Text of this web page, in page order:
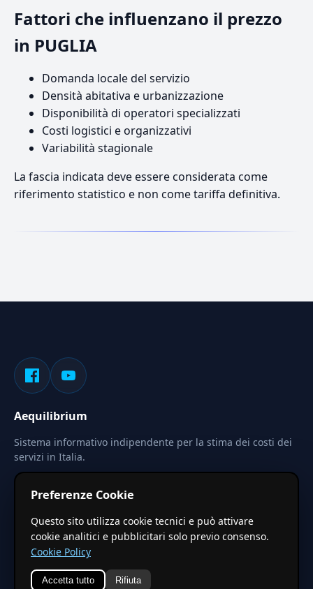
Fattori che influenzano il prezzo
in PUGLIA
Domanda locale del servizio
Densità abitativa e urbanizzazione
Disponibilità di operatori specializzati
Costi logistici e organizzativi
Variabilità stagionale
La fascia indicata deve essere considerata come
riferimento statistico e non come tariffa definitiva.
Aequilibrium
Sistema informativo indipendente per la stima dei costi dei
servizi in Italia.
Le stime pubblicate sono calcolate tramite coefficienti
territoriali regionali applicati a valori base nazionali. Non
costituiscono preventivo ufficiale.
© 2026 Aequilibrium — Un progetto di vxd.mobi
Preferenze Cookie
Questo sito utilizza cookie tecnici e può attivare
cookie analitici e pubblicitari solo previo consenso.
Cookie Policy
Accetta tutto Rifiuta